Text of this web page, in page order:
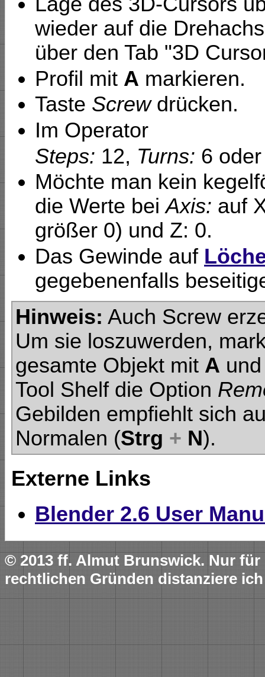
wieder auf die
über den Tab "3D
Profil mit A markieren.
Taste Screwdrücken.
Im Operator
Steps: 12, Turns: 6
Möchte man kein
die Werte beiAxis: auf
größer 0) und Z: 0.
Das Gewinde auf
gegebenenfalls
Hinweis: Auch Screw
Um sie loszuwerden,
gesamte Objekt mit A
Tool Shelf die Option
Gebilden empfiehlt sich
Normalen (Strg + N).
Externe Links
Blender 2.6 User
© 2013 ff. Almut Brunswick. Nur
rechtlichen Gründen distanziere